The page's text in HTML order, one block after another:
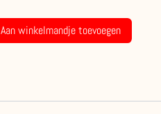
Aan winkelmandje toevoegen